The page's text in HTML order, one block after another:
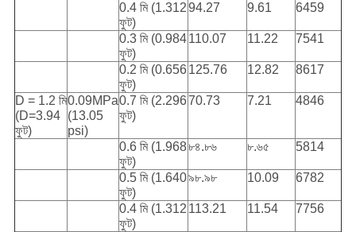
0.4 মি (1.312
ফুট)
94.27 9.61 6459
0.3 মি (0.984
ফুট)
110.07 11.22 7541
0.2 মি (0.656
ফুট)
125.76 12.82 8617
D = 1.2 মি
(D=3.94
ফুট)
0.09MPa
(13.05
psi)
0.7 মি (2.296
ফুট)
70.73 7.21 4846
0.6 মি (1.968
ফুট)
৮৪.৮৬ ৮.৬৫ 5814
0.5 মি (1.640
ফুট)
৯৮.৯৮ 10.09 6782
0.4 মি (1.312
ফুট)
113.21 11.54 7756